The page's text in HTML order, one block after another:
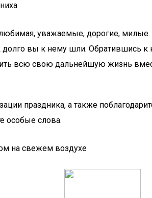
любимая, уважаемые, дорогие,
вы к нему шли. Обратившись к
всю свою дальнейшую жизнь
праздника, а также
особые слова.
на свежем воздухе